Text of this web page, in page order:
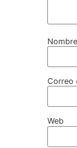
Nombre
Correo
Web